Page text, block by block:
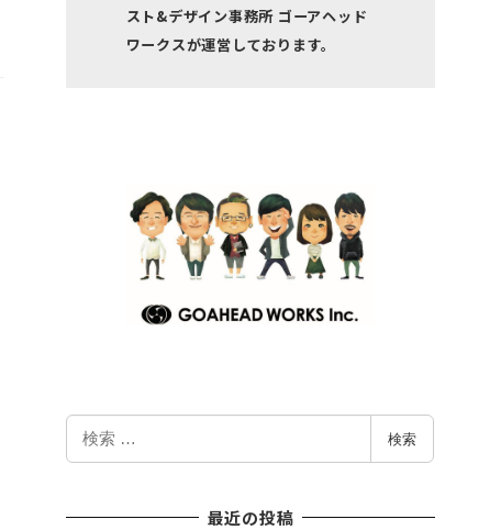
スト&デザイン事務所 ゴーアヘッド
ワークスが運営しております。
索
検索
最近の投稿